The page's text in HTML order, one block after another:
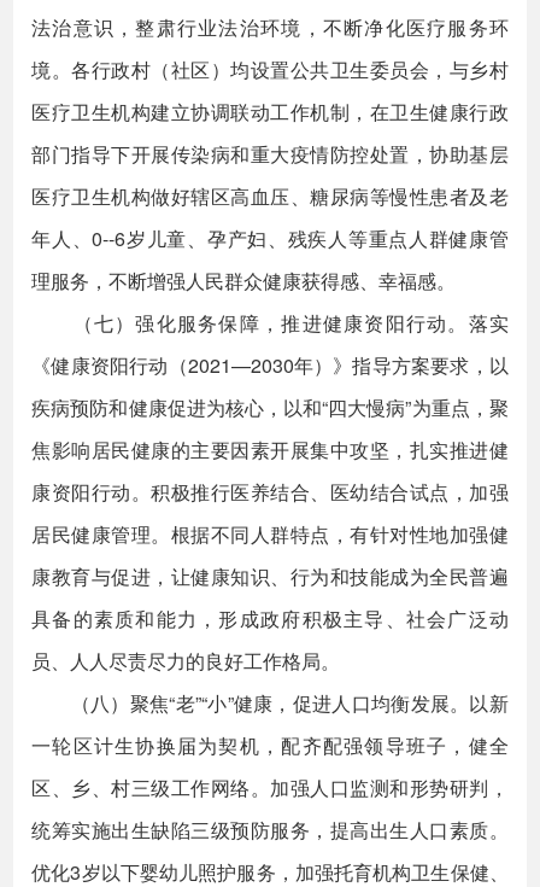
法治意识，整肃行业法治环境，不断净化医疗服务环
境。各行政村（社区）均设置公共卫生委员会，与乡村
医疗卫生机构建立协调联动工作机制，在卫生健康行政
部门指导下开展传染病和重大疫情防控处置，协助基层
医疗卫生机构做好辖区高血压、糖尿病等慢性患者及老
年人、0--6岁儿童、孕产妇、残疾人等重点人群健康管
理服务，不断增强人民群众健康获得感、幸福感。
（七）强化服务保障，推进健康资阳行动。落实
《健康资阳行动（2021—2030年）》指导方案要求，以
疾病预防和健康促进为核心，以和“四大慢病”为重点，聚
焦影响居民健康的主要因素开展集中攻坚，扎实推进健
康资阳行动。积极推行医养结合、医幼结合试点，加强
居民健康管理。根据不同人群特点，有针对性地加强健
康教育与促进，让健康知识、行为和技能成为全民普遍
具备的素质和能力，形成政府积极主导、社会广泛动
员、人人尽责尽力的良好工作格局。
（八）聚焦“老”“小”健康，促进人口均衡发展。以新
一轮区计生协换届为契机，配齐配强领导班子，健全
区、乡、村三级工作网络。加强人口监测和形势研判，
统筹实施出生缺陷三级预防服务，提高出生人口素质。
优化3岁以下婴幼儿照护服务，加强托育机构卫生保健、